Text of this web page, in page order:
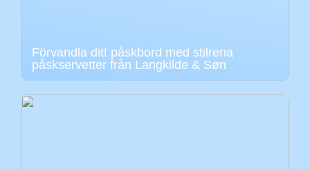
Förvandla ditt påskbord med stilrena
påskservetter från Langkilde & Søn